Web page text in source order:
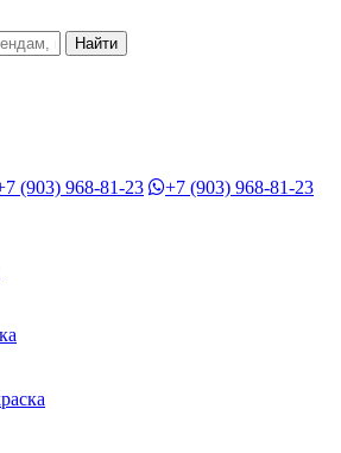
(903) 968-81-23 +7 (903) 968-81-23